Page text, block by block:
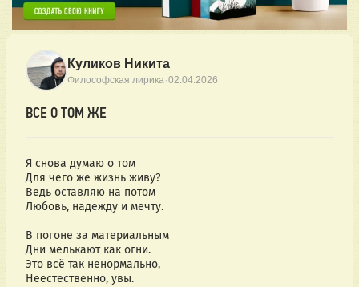
Куликов Никита
Философская лирика·02.04.2026
ВСЕ О ТОМ ЖЕ
Я снова думаю о том
Для чего же жизнь живу?
Ведь оставляю на потом
Любовь, надежду и мечту.
В погоне за материальным
Дни мелькают как огни.
Это всё так ненормально,
Неестественно, увы.